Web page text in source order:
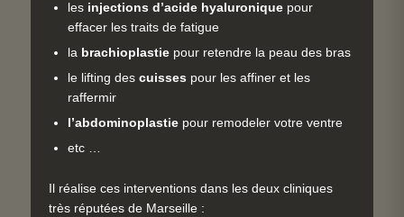
les injections d’acide hyaluroniquepour
effacer les traits de fatigue
la brachioplastiepour retendre la peau des bras
le lifting des cuisses pour les affiner et les
raffermir
l’abdominoplastiepour remodeler votre ventre
etc …
Il réalise ces interventions dans les deux cliniques
très réputées de Marseille :